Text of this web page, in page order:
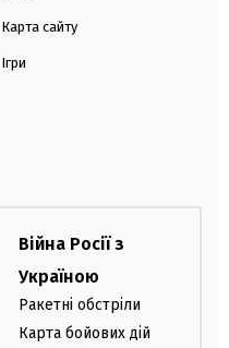
Карта сайту
Ігри
Війна Росії з
Україною
Ракетні обстріли
Карта бойових дій